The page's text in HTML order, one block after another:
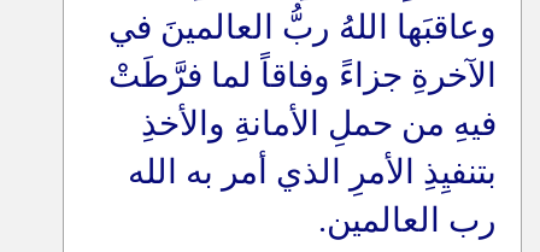
وعاقبَها اللهُ ربُّ العالمينَ في
الآخرةِ جزاءً وفاقاً لما فرَّطَتْ
فيهِ من حملِ الأمانةِ والأخذِ
بتنفيِذِ الأمرِ الذي أمر به الله
رب العالمين.